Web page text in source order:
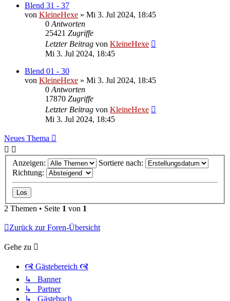
Blend 31 - 37
von KleineHexe » Mi 3. Jul 2024, 18:45
0 Antworten
25421 Zugriffe
Letzter Beitrag von KleineHexe
Mi 3. Jul 2024, 18:45
Blend 01 - 30
von KleineHexe » Mi 3. Jul 2024, 18:45
0 Antworten
17870 Zugriffe
Letzter Beitrag von KleineHexe
Mi 3. Jul 2024, 18:45
Neues Thema
Anzeigen:
Sortiere nach:
Richtung:
2 Themen • Seite 1 von 1
Zurück zur Foren-Übersicht
Gehe zu
🙧 Gästebereich 🙧
↳ Banner
↳ Partner
↳ Gästebuch